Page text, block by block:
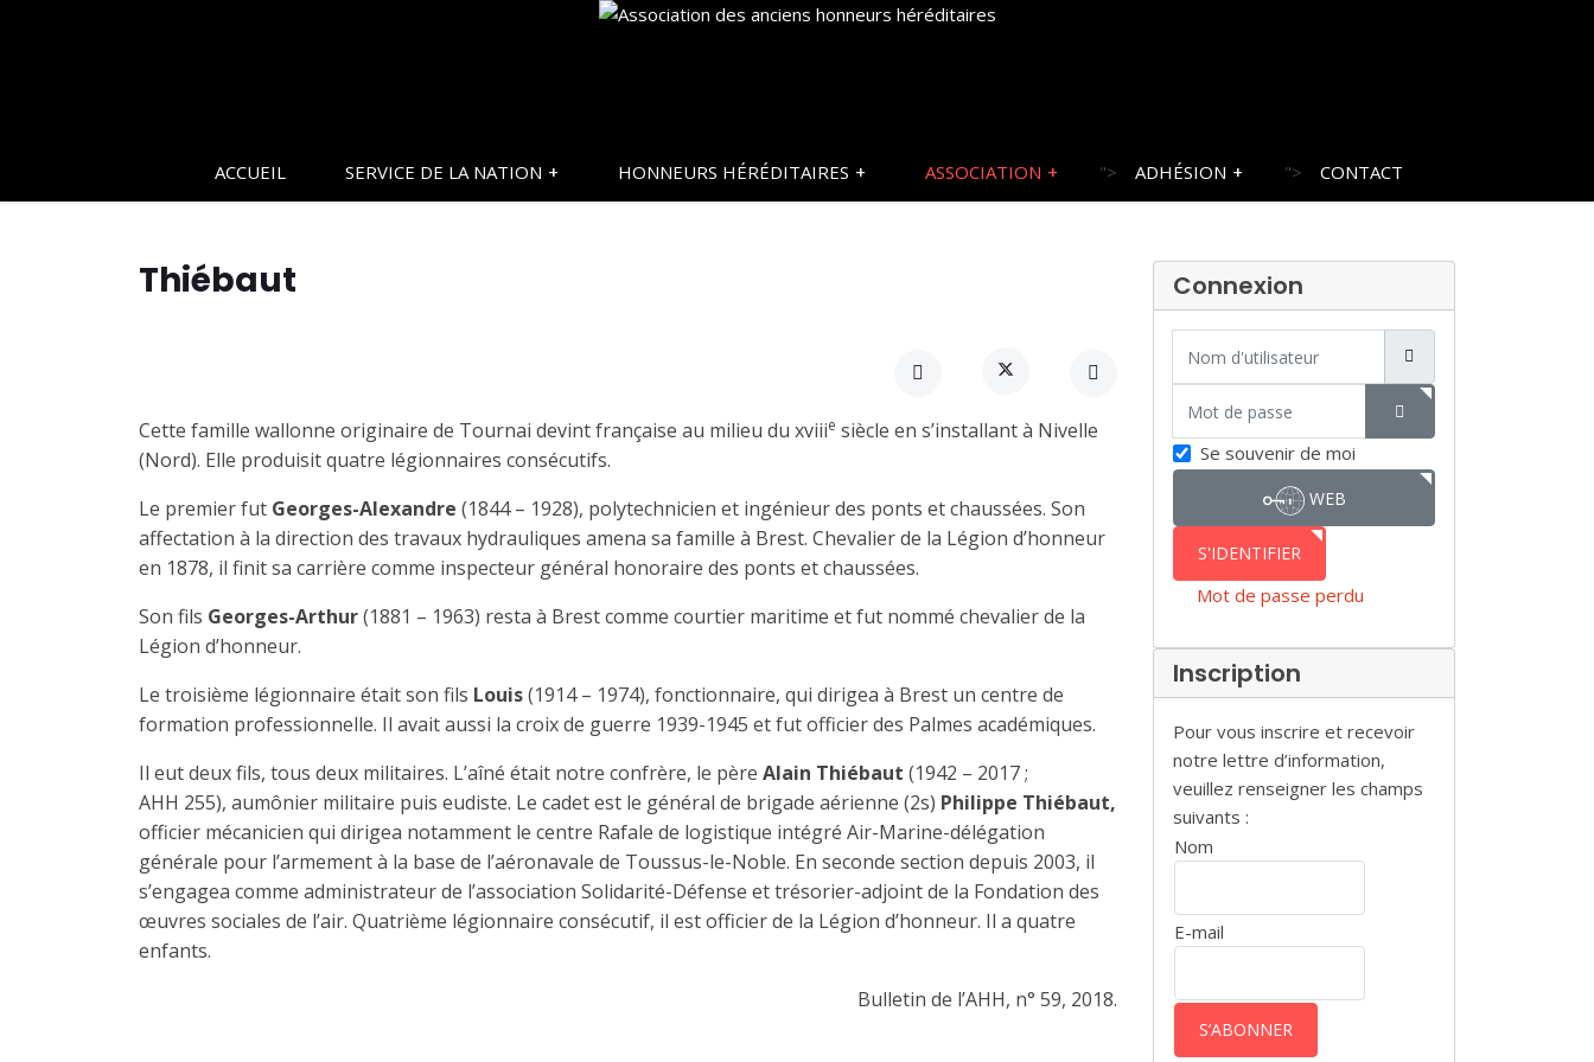
ACCUEIL SERVICE DE LA NATION HONNEURS HÉRÉDITAIRES ASSOCIATION "> ADHÉSION "> CONTACT
Thiébaut
Cette famille wallonne originaire de Tournai devint française au milieu du xviiie siècle en s’installant à Nivelle
(Nord). Elle produisit quatre légionnaires consécutifs.
Le premier fut Georges-Alexandre (1844 – 1928), polytechnicien et ingénieur des ponts et chaussées. Son
affectation à la direction des travaux hydrauliques amena sa famille à Brest. Chevalier de la Légion d’honneur
en 1878, il finit sa carrière comme inspecteur général honoraire des ponts et chaussées.
Son fils Georges-Arthur(1881 – 1963) resta à Brest comme courtier maritime et fut nommé chevalier de la
Légion d’honneur.
Le troisième légionnaire était son fils Louis(1914 – 1974), fonctionnaire, qui dirigea à Brest un centre de
formation professionnelle. Il avait aussi la croix de guerre 1939-1945 et fut officier des Palmes académiques.
Il eut deux fils, tous deux militaires. L’aîné était notre confrère, le père Alain Thiébaut (1942 – 2017 ;
AHH 255), aumônier militaire puis eudiste. Le cadet est le général de brigade aérienne (2s) Philippe Thiébaut,
officier mécanicien qui dirigea notamment le centre Rafale de logistique intégré Air-Marine-délégation
générale pour l’armement à la base de l’aéronavale de Toussus-le-Noble. En seconde section depuis 2003, il
s’engagea comme administrateur de l’association Solidarité-Défense et trésorier-adjoint de la Fondation des
œuvres sociales de l’air. Quatrième légionnaire consécutif, il est officier de la Légion d’honneur. Il a quatre
enfants.
Bulletin de l’AHH, n° 59, 2018.
Connexion
SHOW PASSWORD
Se souvenir de moi
WEB
AUTHENTICATION
S'IDENTIFIER
Mot de passe perdu
Inscription
Pour vous inscrire et recevoir
notre lettre d’information,
veuillez renseigner les champs
suivants :
Nom
E-mail